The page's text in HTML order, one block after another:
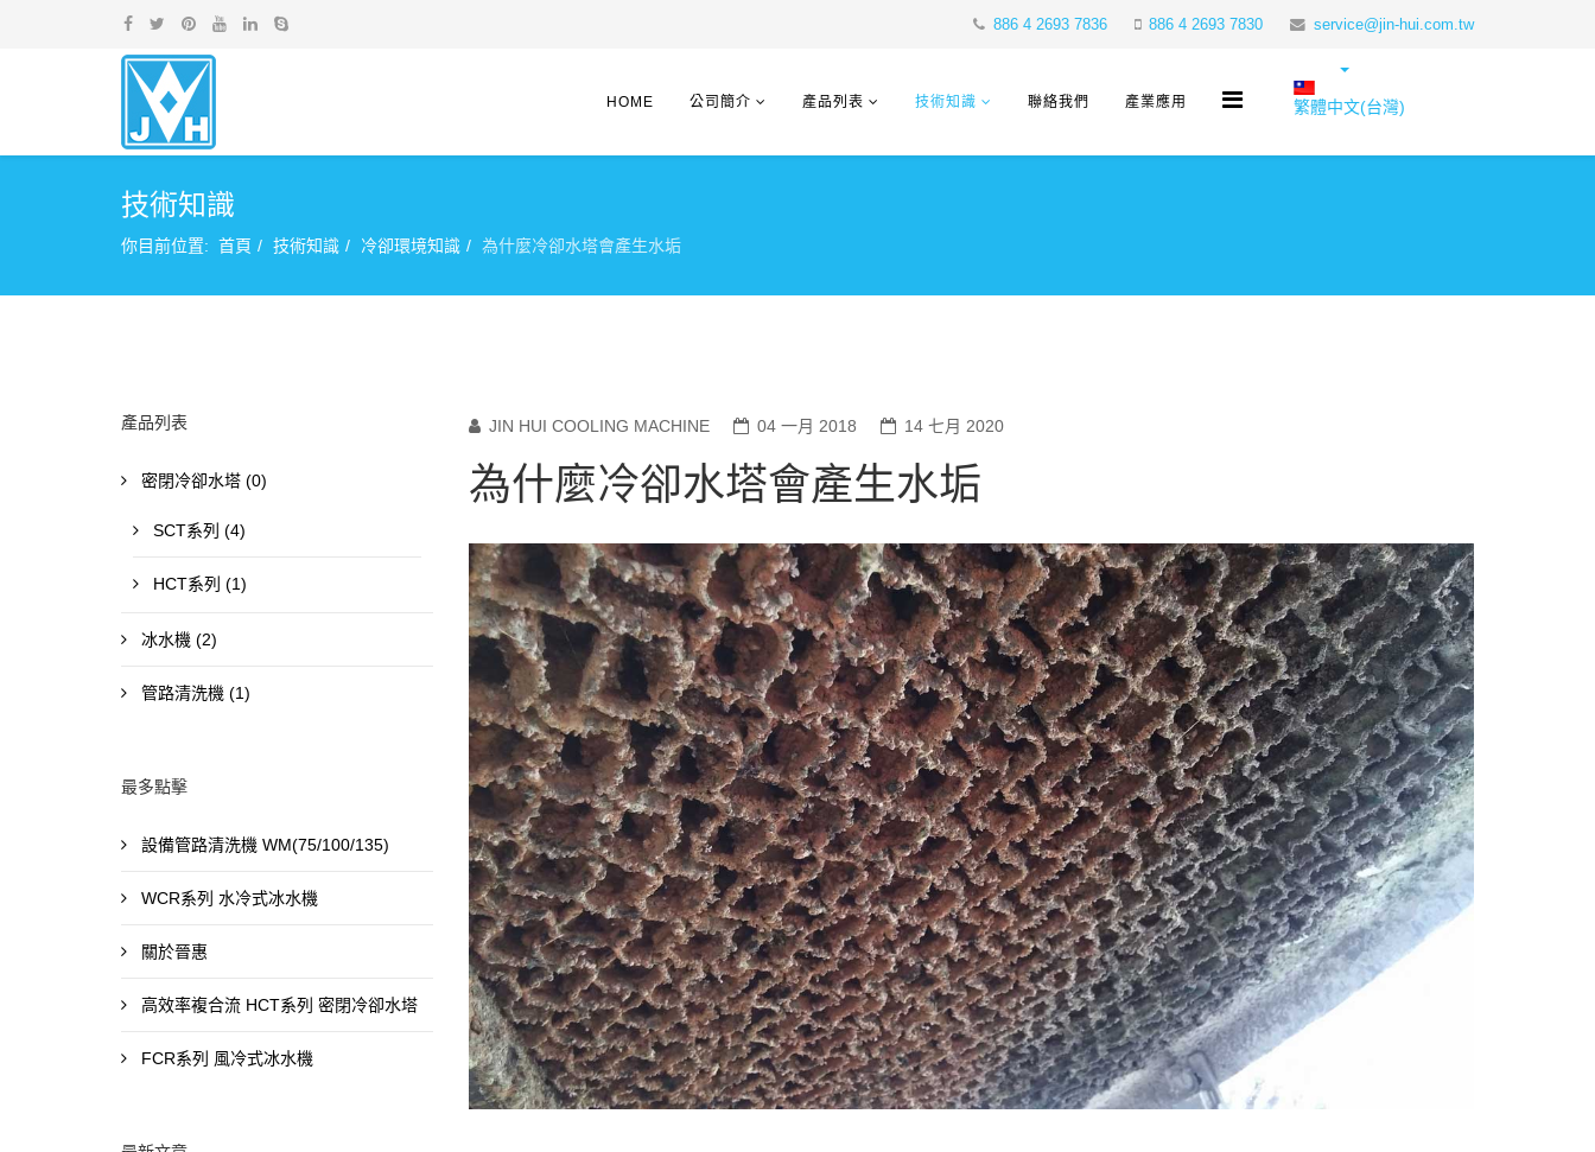
886 4 2693 7836 886 4 2693 7830 service@jin-hui.com.tw
HOME 公司簡介 產品列表 技術知識 聯絡我們 產業應用 繁體中文(台灣)
技術知識
你目前位置: 首頁 技術知識 冷卻環境知識 為什麼冷卻水塔會產生水垢
產品列表
密閉冷卻水塔 (0)
SCT系列 (4)
HCT系列 (1)
冰水機 (2)
管路清洗機 (1)
最多點擊
設備管路清洗機 WM(75/100/135)
WCR系列 水冷式冰水機
關於晉惠
高效率複合流 HCT系列 密閉冷卻水塔
FCR系列 風冷式冰水機
JIN HUI COOLING MACHINE 04 一月 2018 14 七月 2020
為什麼冷卻水塔會產生水垢